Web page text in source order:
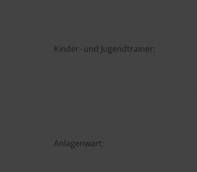
Kinder- und Jugendtrainer:
Anlagenwart: